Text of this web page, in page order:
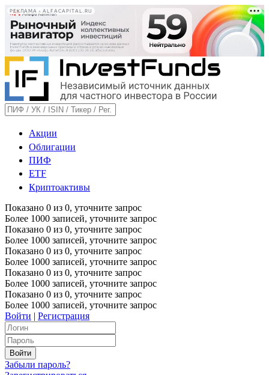
РЕКЛАМА • ALFACAPITAL.RU
Акции
Облигации
ПИФ
ETF
Криптоактивы
Показано 0 из 0, уточните запрос
Более 1000 записей, уточните запрос
Показано 0 из 0, уточните запрос
Более 1000 записей, уточните запрос
Показано 0 из 0, уточните запрос
Более 1000 записей, уточните запрос
Показано 0 из 0, уточните запрос
Более 1000 записей, уточните запрос
Показано 0 из 0, уточните запрос
Более 1000 записей, уточните запрос
Войти | Регистрация
Забыли пароль?